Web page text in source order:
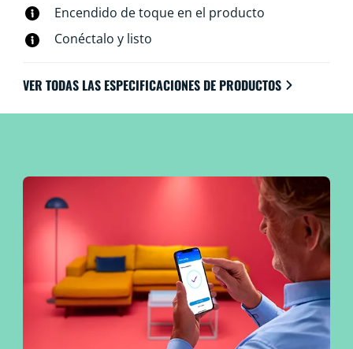
Encendido de toque en el producto
Conéctalo y listo
VER TODAS LAS ESPECIFICACIONES DE PRODUCTOS